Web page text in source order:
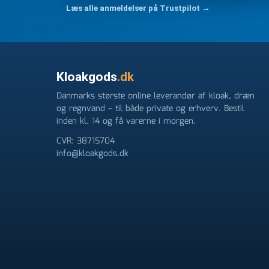
FØRST. De varmeste og venligste hilsner fra Rene
Læs alle anmeldelser på Trustpilot →
Kloakgods.dk
Danmarks største online leverandør af kloak, dræn
og regnvand – til både private og erhverv. Bestil
inden kl. 14 og få varerne i morgen.
CVR: 38715704
info@kloakgods.dk